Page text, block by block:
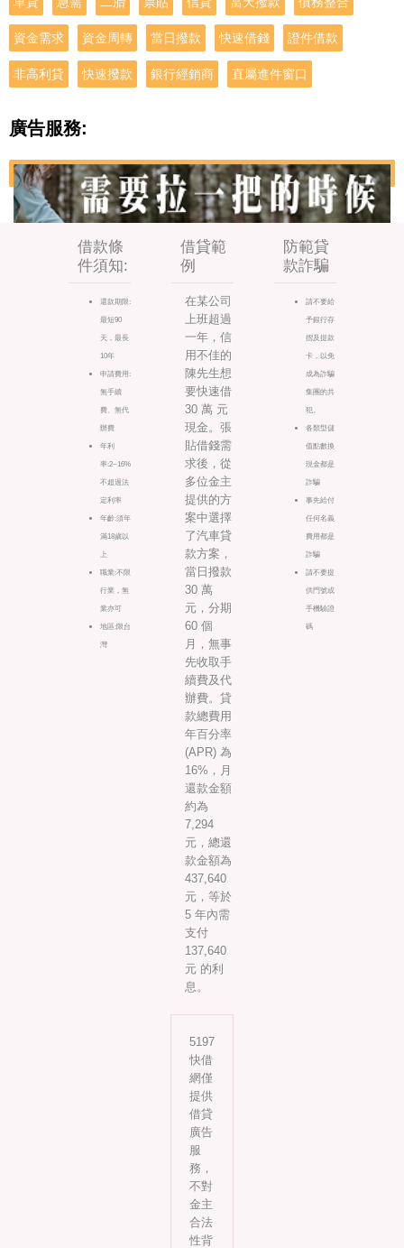
資金需求 資金周轉 當日撥款 快速借錢 證件借款
非高利貸 快速撥款 銀行經銷商 直屬進件窗口
廣告服務:
借款條
件須知:
還款期限:
最短90
天，最長
10年
申請費用:
無手續
費、無代
辦費
年利
率:2~16%
不超過法
定利率
年齡:須年
滿18歲以
上
職業:不限
行業，無
業亦可
地區:限台
灣
借貸範
例
在某公司
上班超過
一年，信
用不佳的
陳先生想
要快速借
30 萬 元
現金。張
貼借錢需
求後，從
多位金主
提供的方
案中選擇
了汽車貸
款方案，
當日撥款
30 萬
元，分期
60 個
月，無事
先收取手
續費及代
辦費。貸
款總費用
年百分率
(APR) 為
16%，月
還款金額
約為
7,294
元，總還
款金額為
437,640
元，等於
5 年內需
支付
137,640
元 的利
息。
防範貸
款詐騙
請不要給
予銀行存
摺及提款
卡，以免
成為詐騙
集團的共
犯。
各類型儲
值點數換
現金都是
詐騙
事先給付
任何名義
費用都是
詐騙
請不要提
供門號或
手機驗證
碼
5197
快借
網僅
提供
借貸
廣告
服
務，
不對
金主
合法
性背